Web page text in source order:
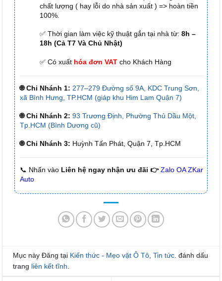
chất lượng ( hay lỗi do nhà sản xuất ) => hoàn tiền
100%.
✅ Thời gian làm việc kỹ thuật gắn tại nhà từ: 8h –
18h (Cả T7 Và Chủ Nhật)
✅ Có xuất hóa đơn VAT cho Khách Hàng
🌐 Chi Nhánh 1: 277–279 Đường số 9A, KDC Trung Sơn,
xã Bình Hưng, TP.HCM (giáp khu Him Lam Quận 7)
🌐 Chi Nhánh 2: 93 Trương Định, Phường Thủ Dầu Một,
Tp.HCM (Bình Dương cũ)
🌐 Chi Nhánh 3: Huỳnh Tấn Phát, Quận 7, Tp.HCM
📞 Nhấn vào Liên hệ ngay nhận ưu đãi 👉 Zalo OA ZKar
Auto
Mục này Đăng tại Kiến thức - Mẹo vặt Ô Tô Tin tức . đánh dấu
trang liên kết tĩnh